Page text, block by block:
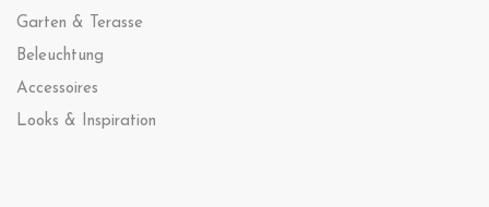
Garten & Terasse
Beleuchtung
Accessoires
Looks & Inspiration